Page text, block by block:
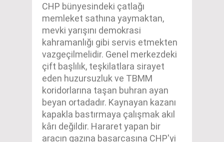
CHP bünyesindeki çatlağı
memleket sathına yaymaktan,
mevki yarışını demokrasi
kahramanlığı gibi servis etmekten
vazgeçilmelidir. Genel merkezdeki
çift başlılık, teşkilatlara sirayet
eden huzursuzluk ve TBMM
koridorlarına taşan buhran ayan
beyan ortadadır. Kaynayan kazanı
kapakla bastırmaya çalışmak akıl
kârı değildir. Hararet yapan bir
aracın gazına basarcasına CHP'yi